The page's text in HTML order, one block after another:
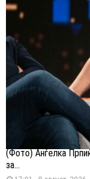
(Фото) Анѓелка
за...